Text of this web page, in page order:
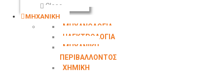
Close
ΜΗΧΑΝΙΚΗ
ΜΗΧΑΝΟΛΟΓΙΑ
ΗΛΕΚΤΡΟΛΟΓΙΑ
ΜΗΧΑΝΙΚΗ
ΠΕΡΙΒΑΛΛΟΝΤΟΣ
ΧΗΜΙΚΗ